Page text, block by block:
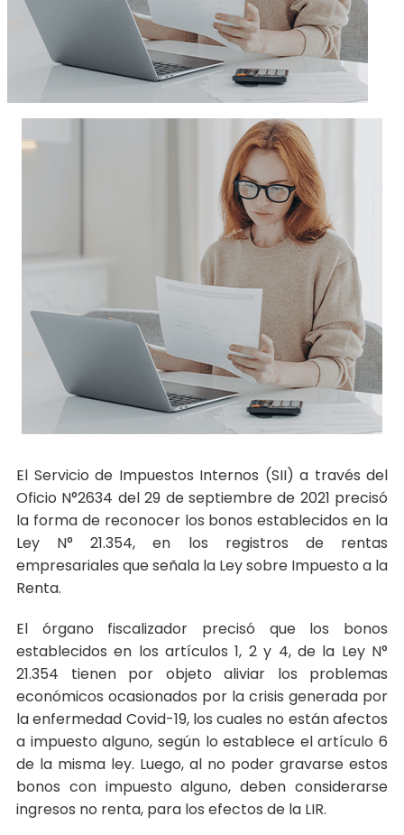
El Servicio de Impuestos Internos (SII) a través del
Oficio N°2634 del 29 de septiembre de 2021 precisó
la forma de reconocer los bonos establecidos en la
Ley N° 21.354, en los registros de rentas
empresariales que señala la Ley sobre Impuesto a la
Renta.
El órgano fiscalizador precisó que los bonos
establecidos en los artículos 1, 2 y 4, de la Ley N°
21.354 tienen por objeto aliviar los problemas
económicos ocasionados por la crisis generada por
la enfermedad Covid-19, los cuales no están afectos
a impuesto alguno, según lo establece el artículo 6
de la misma ley. Luego, al no poder gravarse estos
bonos con impuesto alguno, deben considerarse
ingresos no renta, para los efectos de la LIR.